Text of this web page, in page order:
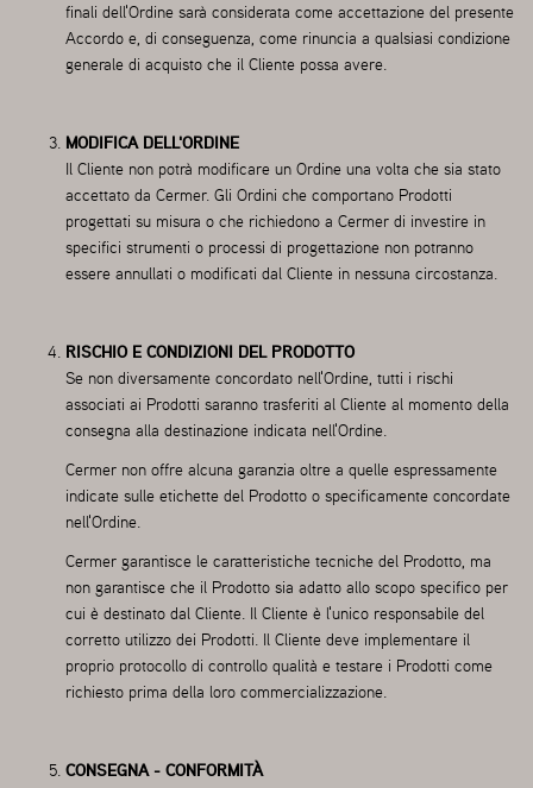
finali dell'Ordine sarà considerata come accettazione del presente
Accordo e, di conseguenza, come rinuncia a qualsiasi condizione
generale di acquisto che il Cliente possa avere.
MODIFICA DELL'ORDINE
Il Cliente non potrà modificare un Ordine una volta che sia stato
accettato da Cermer. Gli Ordini che comportano Prodotti
progettati su misura o che richiedono a Cermer di investire in
specifici strumenti o processi di progettazione non potranno
essere annullati o modificati dal Cliente in nessuna circostanza.
RISCHIO E CONDIZIONI DEL PRODOTTO
Se non diversamente concordato nell'Ordine, tutti i rischi
associati ai Prodotti saranno trasferiti al Cliente al momento della
consegna alla destinazione indicata nell'Ordine.
Cermer non offre alcuna garanzia oltre a quelle espressamente
indicate sulle etichette del Prodotto o specificamente concordate
nell'Ordine.
Cermer garantisce le caratteristiche tecniche del Prodotto, ma
non garantisce che il Prodotto sia adatto allo scopo specifico per
cui è destinato dal Cliente. Il Cliente è l'unico responsabile del
corretto utilizzo dei Prodotti. Il Cliente deve implementare il
proprio protocollo di controllo qualità e testare i Prodotti come
richiesto prima della loro commercializzazione.
CONSEGNA - CONFORMITÀ